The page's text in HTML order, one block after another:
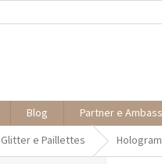
Blog Partner e
Glitter e Paillettes